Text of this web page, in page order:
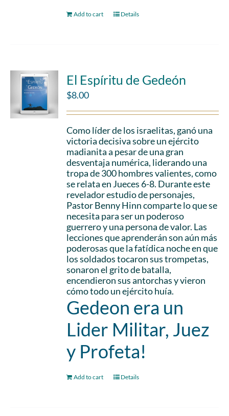
Add to cart Details
El Espíritu de Gedeón
$8.00
Como líder de los israelitas, ganó una
victoria decisiva sobre un ejército
madianita a pesar de una gran
desventaja numérica, liderando una
tropa de 300 hombres valientes, como
se relata en Jueces 6-8. Durante este
revelador estudio de personajes,
Pastor Benny Hinn comparte lo que se
necesita para ser un poderoso
guerrero y una persona de valor. Las
lecciones que aprenderán son aún más
poderosas que la fatídica noche en que
los soldados tocaron sus trompetas,
sonaron el grito de batalla,
encendieron sus antorchas y vieron
cómo todo un ejército huía.
Gedeon era un
Lider Militar, Juez
y Profeta!
Add to cart Details